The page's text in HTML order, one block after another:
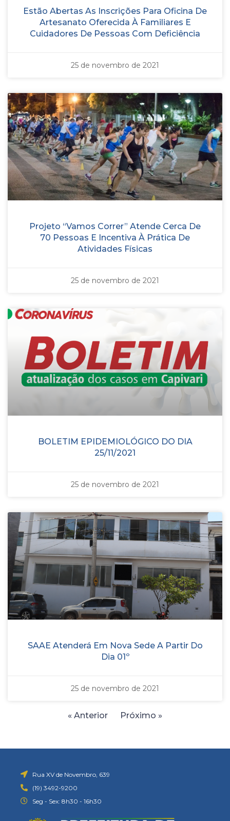
Estão Abertas As Inscrições Para Oficina De
Artesanato Oferecida À Familiares E
Cuidadores De Pessoas Com Deficiência
25 de novembro de 2021
Projeto “Vamos Correr” Atende Cerca De
70 Pessoas E Incentiva À Prática De
Atividades Físicas
25 de novembro de 2021
BOLETIM EPIDEMIOLÓGICO DO DIA
25/11/2021
25 de novembro de 2021
SAAE Atenderá Em Nova Sede A Partir Do
Dia 01º
25 de novembro de 2021
« Anterior Próximo »
Rua XV de Novembro, 639
(19) 3492-9200
Seg - Sex: 8h30 - 16h30